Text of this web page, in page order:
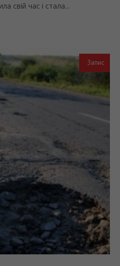
свій час і стала...
Запис